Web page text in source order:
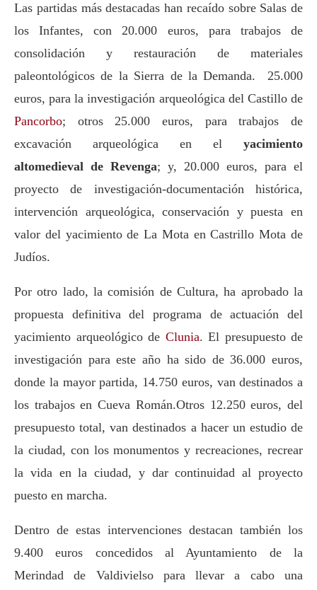
Las partidas más destacadas han recaído sobre Salas de
los Infantes, con 20.000 euros, para trabajos de
consolidación y restauración de materiales
paleontológicos de la Sierra de la Demanda. 25.000
euros, para la investigación arqueológica del Castillo de
Pancorbo; otros 25.000 euros, para trabajos de
excavación arqueológica en el yacimiento
altomedieval de Revenga; y, 20.000 euros, para el
proyecto de investigación-documentación histórica,
intervención arqueológica, conservación y puesta en
valor del yacimiento de La Mota en Castrillo Mota de
Judíos.
Por otro lado, la comisión de Cultura, ha aprobado la
propuesta definitiva del programa de actuación del
yacimiento arqueológico de Clunia. El presupuesto de
investigación para este año ha sido de 36.000 euros,
donde la mayor partida, 14.750 euros, van destinados a
los trabajos en Cueva Román.Otros 12.250 euros, del
presupuesto total, van destinados a hacer un estudio de
la ciudad, con los monumentos y recreaciones, recrear
la vida en la ciudad, y dar continuidad al proyecto
puesto en marcha.
Dentro de estas intervenciones destacan también los
9.400 euros concedidos al Ayuntamiento de la
Merindad de Valdivielso para llevar a cabo una